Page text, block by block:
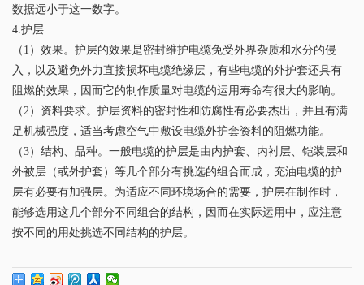
数据远小于这一数字。
4.护层
（1）效果。护层的效果是密封维护电缆免受外界杂质和水分的侵
入，以及避免外力直接损坏电缆绝缘层，有些电缆的外护套还具有
阻燃的效果，因而它的制作质量对电缆的运用寿命有很大的影响。
（2）资料要求。护层资料的密封性和防腐性有必要杰出，并且有满
足机械强度，适当考虑空气中敷设电缆外护套资料的阻燃功能。
（3）结构、品种。一般电缆的护层是由内护套、内衬层、铠装层和
外被层（或外护套）等几个部分有挑选的组合而成，充油电缆的护
层有必要有加强层。为适应不同环境场合的需要，护层在制作时，
能够选用这几个部分不同组合的结构，因而在实际运用中，应注意
按不同的用处挑选不同结构的护层。